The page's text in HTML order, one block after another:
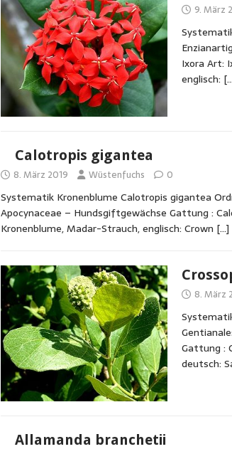
9. März
Ixora Art:
englisch:
Calotropis gigantea
8. März 2019 Wüstenfuchs 0
Systematik Kronenblume Calotropis gigantea
Apocynaceae – Hundsgiftgewächse Gattung :
Kronenblume, Madar-Strauch, englisch: Crown […]
8. März
Gattung :
deutsch:
Allamanda branchetii